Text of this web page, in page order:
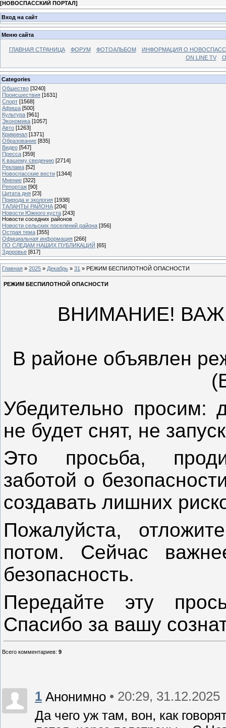
[НОВОСПАССКИЙ ПОРТАЛ]
Вход на сайт
Меню сайта
ГЛАВНАЯ СТРАНИЦА ФОРУМ ФОТОАЛЬБОМ
ИНФОРМАЦИЯ О
ON LINE TV
Categories
Общество [3240]
Происшествия [1631]
Спорт [1568]
Афиша [500]
Культура [961]
Экономика [1057]
Авто [1263]
Криминал [1371]
Образование [835]
Видео [547]
Пресса [359]
К вашему сведению [2714]
Реклама [52]
Новоспасские вести [1344]
Мнение [322]
Репортаж [90]
Цитата дня [23]
Природа и экология [1938]
ТАЛАНТЫ РАЙОНА [204]
Новости Южного куста [243]
Новости соседних районов
Новости сельских поселений района [356]
Острая тема [355]
Официальная информация [266]
ПО СЛЕДАМ НАШИХ ПУБЛИКАЦИЙ [65]
Здоровье [817]
Главная » 2025 » Декабрь » 31 » РЕЖИМ БЕСПИЛОТНОЙ ОПАСНОСТИ
РЕЖИМ БЕСПИЛОТНОЙ ОПАСНОСТИ
ВНИМАНИЕ!
В районе объявлен
Убедительно просим:
не будет снят, не
Это просьба,
заботой о
создавать лишних
Пожалуйста,
потом. Сейчас
безопасность.
Передайте эту
Спасибо за вашу
Всего комментариев: 9
1 Анонимно • 20:29, 31.12.2025
Да чего уж там, вон, как